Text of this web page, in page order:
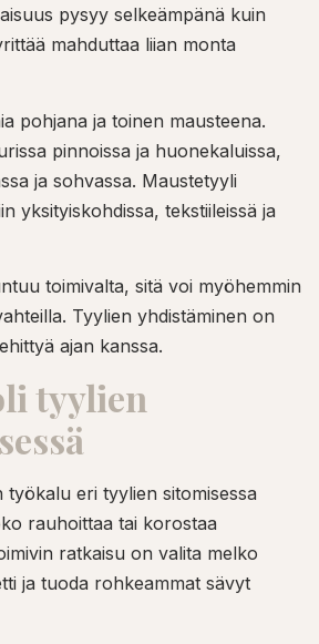
pysyy selkeämpänä kuin
mahduttaa liian monta
pohjana ja toinen mausteena.
pinnoissa ja huonekaluissa,
ja sohvassa. Maustetyyli
yksityiskohdissa, tekstiileissä ja
toimivalta, sitä voi myöhemmin
Tyylien yhdistäminen on
ajan kanssa.
tyylien
työkalu eri tyylien sitomisessa
rauhoittaa tai korostaa
ratkaisu on valita melko
ja tuoda rohkeammat sävyt